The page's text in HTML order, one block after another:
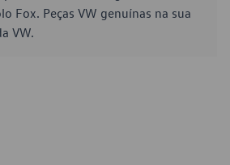
Fox. Peças VW genuínas na sua
VW.